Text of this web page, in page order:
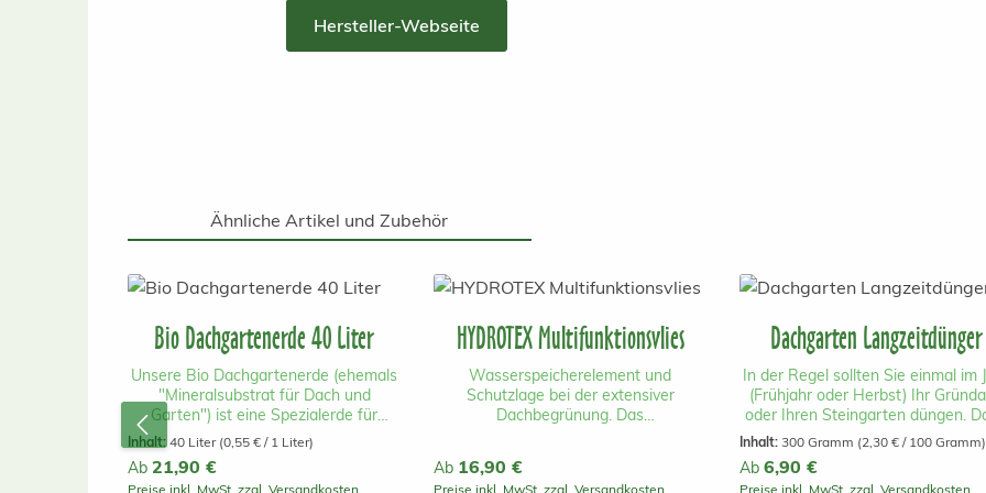
Hersteller-Webseite
Ähnliche Artikel und Zubehör
Produktgalerie überspringen
Bio Dachgartenerde 40 Liter
Unsere Bio Dachgartenerde (ehemals
"Mineralsubstrat für Dach und
Garten") ist eine Spezialerde für
extensive und einfach intensive, hohe
Dachbegrünungen (ab 15cm
Substrathöhe) und als 30-50%
Inhalt:40 Liter (0,55 € / 1 Liter)
Regulärer Preis:
Ab 21,90 €
Preise inkl. MwSt. zzgl. Versandkosten
HYDROTEX Multifunktionsvlies
Wasserspeicherelement und
Schutzlage bei der extensiver
Dachbegrünung. Das
Gründach aufgebracht werden und
Regulärer Preis:
Ab 16,90 €
Preise inkl. MwSt. zzgl. Versandkosten
Dachgarten Langzeitdünger
In der Regel sollten Sie einmal im
(Frühjahr oder Herbst) Ihr
oder Ihren Steingarten düngen.
verwenden Sie ausschließlich eine
Mischung aus organischem und
mineralischem Langzeitdünger (4 -
Inhalt: 300 Gramm (2,30 € / 100 Gramm)
Regulärer Preis:
Ab 6,90 €
Preise inkl. MwSt. zzgl. Versandkosten